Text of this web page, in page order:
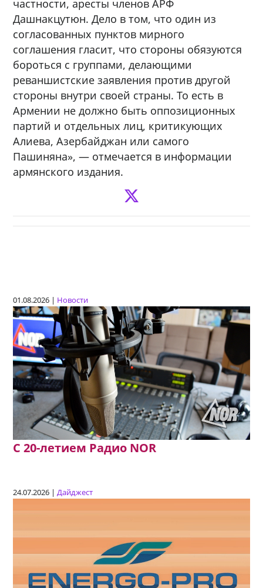
частности, аресты членов АРФ
Дашнакцутюн. Дело в том, что один из
согласованных пунктов мирного
соглашения гласит, что стороны обязуются
бороться с группами, делающими
реваншистские заявления против другой
стороны внутри своей страны. То есть в
Армении не должно быть оппозиционных
партий и отдельных лиц, критикующих
Алиева, Азербайджан или самого
Пашиняна», — отмечается в информации
армянского издания.
01.08.2026 | Новости
C 20-летием Радио NOR
24.07.2026 |Дайджест